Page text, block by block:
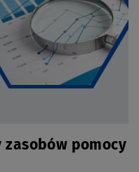
pomocy